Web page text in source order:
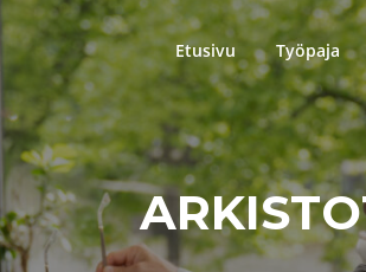
Etusivu Työpaja